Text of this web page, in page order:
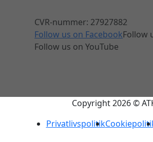
CVR-nummer: 27927882
Follow us on FacebookFollow
Follow us on YouTube
Copyright 2026 ©
Privatlivspolitik